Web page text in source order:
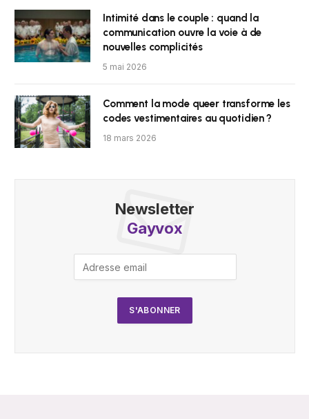
Intimité dans le couple : quand la
communication ouvre la voie à de
nouvelles complicités
5 mai 2026
Comment la mode queer transforme les
codes vestimentaires au quotidien ?
18 mars 2026
Newsletter
Gayvox